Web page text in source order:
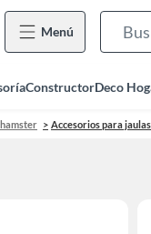
Menú
ConstructorDeco
Accesorios para